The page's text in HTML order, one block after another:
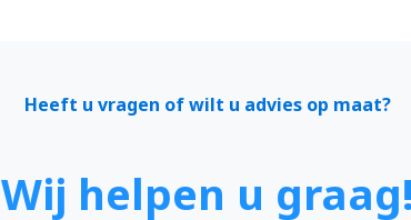
Heeft u vragen of wilt u advies op maat?
Wij helpen u graag!